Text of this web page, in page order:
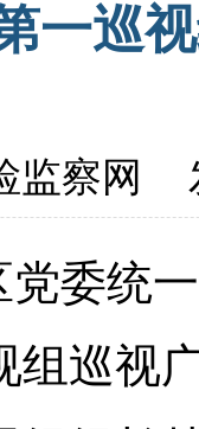
一巡
监察网
委统
组巡视